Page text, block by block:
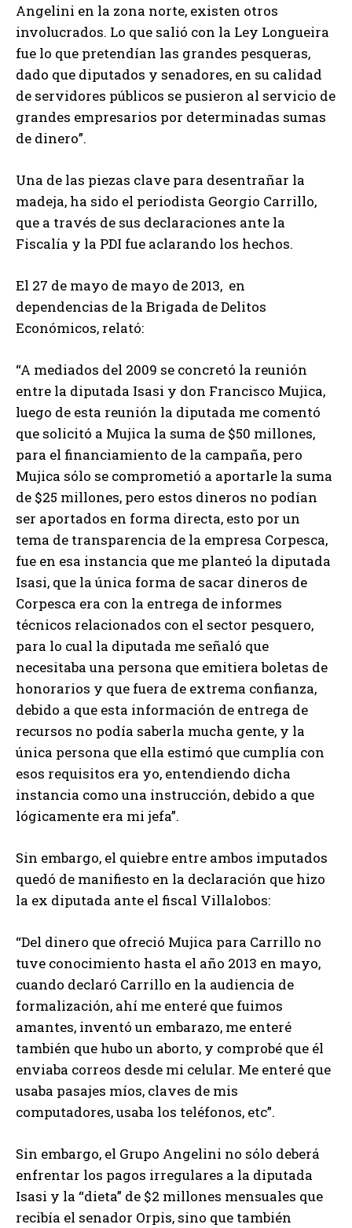
Angelini en la zona norte, existen otros
involucrados. Lo que salió con la Ley Longueira
fue lo que pretendían las grandes pesqueras,
dado que diputados y senadores, en su calidad
de servidores públicos se pusieron al servicio de
grandes empresarios por determinadas sumas
de dinero”.
Una de las piezas clave para desentrañar la
madeja, ha sido el periodista Georgio Carrillo,
que a través de sus declaraciones ante la
Fiscalía y la PDI fue aclarando los hechos.
El 27 de mayo de mayo de 2013, en
dependencias de la Brigada de Delitos
Económicos, relató:
“A mediados del 2009 se concretó la reunión
entre la diputada Isasi y don Francisco Mujica,
luego de esta reunión la diputada me comentó
que solicitó a Mujica la suma de $50 millones,
para el financiamiento de la campaña, pero
Mujica sólo se comprometió a aportarle la suma
de $25 millones, pero estos dineros no podían
ser aportados en forma directa, esto por un
tema de transparencia de la empresa Corpesca,
fue en esa instancia que me planteó la diputada
Isasi, que la única forma de sacar dineros de
Corpesca era con la entrega de informes
técnicos relacionados con el sector pesquero,
para lo cual la diputada me señaló que
necesitaba una persona que emitiera boletas de
honorarios y que fuera de extrema confianza,
debido a que esta información de entrega de
recursos no podía saberla mucha gente, y la
única persona que ella estimó que cumplía con
esos requisitos era yo, entendiendo dicha
instancia como una instrucción, debido a que
lógicamente era mi jefa”.
Sin embargo, el quiebre entre ambos imputados
quedó de manifiesto en la declaración que hizo
la ex diputada ante el fiscal Villalobos:
“Del dinero que ofreció Mujica para Carrillo no
tuve conocimiento hasta el año 2013 en mayo,
cuando declaró Carrillo en la audiencia de
formalización, ahí me enteré que fuimos
amantes, inventó un embarazo, me enteré
también que hubo un aborto, y comprobé que él
enviaba correos desde mi celular. Me enteré que
usaba pasajes míos, claves de mis
computadores, usaba los teléfonos, etc”.
Sin embargo, el Grupo Angelini no sólo deberá
enfrentar los pagos irregulares a la diputada
Isasi y la “dieta” de $2 millones mensuales que
recibía el senador Orpis, sino que también